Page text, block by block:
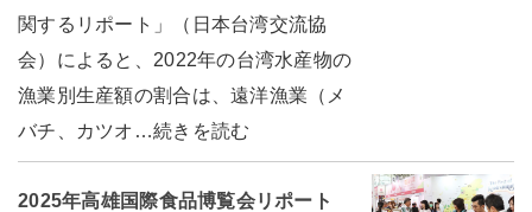
関するリポート」（日本台湾交流協
会）によると、2022年の台湾水産物の
漁業別生産額の割合は、遠洋漁業（メ
バチ、カツオ…続きを読む
2025年高雄国際食品博覧会リポート